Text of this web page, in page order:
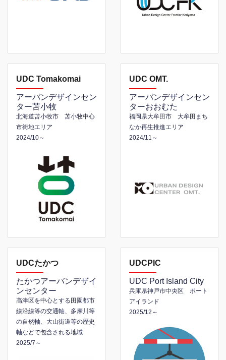
UDC Tomakomai
アーバンデザインセン
ター苫小牧
北海道苫小牧市 苫小牧中心
市街地エリア
2024/10～
UDC OMT.
アーバンデザインセン
ターおおむた
福岡県大牟田市 大牟田まち
なか再生推進エリア
2024/11～
UDCたかつ
たかつアーバンデザイ
ンセンター
高津区を中心とする田園都市
線沿線等の交通軸、多摩川等
の自然軸、大山街道等の歴史
軸などで包含される地域
2025/7～
UDCPIC
UDC Port Island City
兵庫県神戸市中央区 ポート
アイランド
2025/12～